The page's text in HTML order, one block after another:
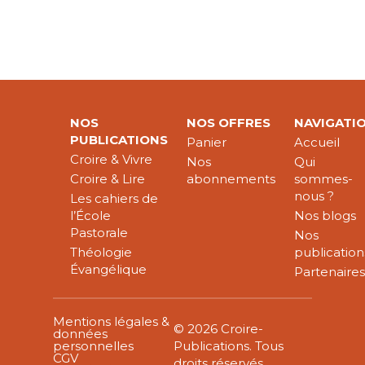
NOS
PUBLICATIONS
Croire & Vivre
Croire & Lire
Les cahiers de
l’École
Pastorale
Théologie
Évangélique
NOS OFFRES
Panier
Nos
abonnements
Accueil
Qui
sommes-
nous ?
Nos blogs
Nos
Partenaires
Mentions légales &
données
personnelles
CGV
© 2026 Croire-
Publications. Tous